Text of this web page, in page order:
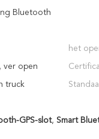
Bluetooth
het
ver open
truck
GPS-slot, Smart